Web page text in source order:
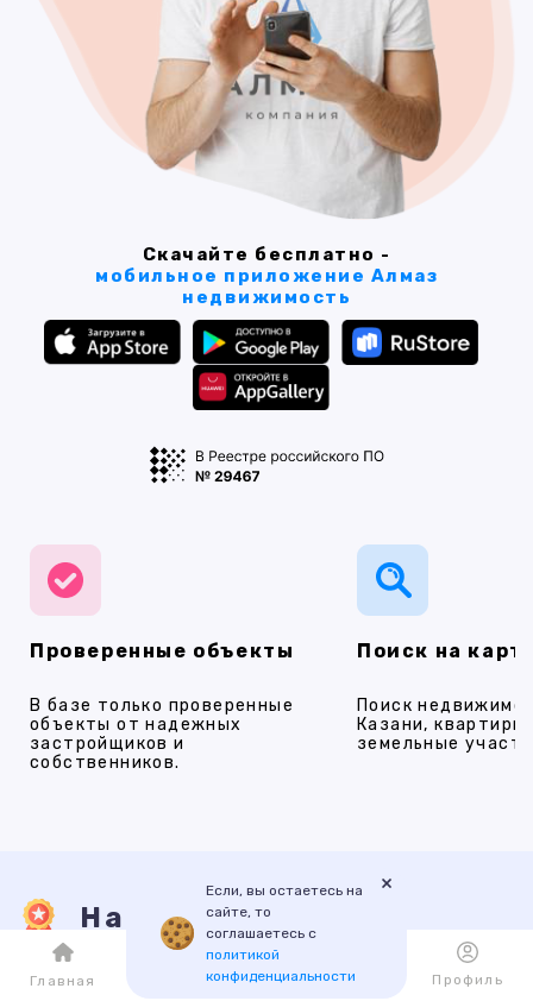
Скачайте бесплатно -
мобильное приложение Алмаз
недвижимость
Проверенные объекты
В базе только проверенные
объекты от надежных
застройщиков и
собственников.
Поиск на
Поиск
Казани,
земельные
Наши услуги
Если, вы остаетесь на
сайте, то
соглашаетесь с
политикой
конфиденциальности
×
Главная Каталог Избранное Профиль